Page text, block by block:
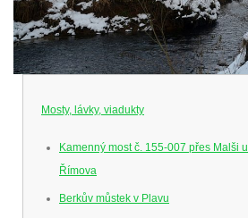
Mosty, lávky, viadukty
Kamenný most č. 155-007 přes Malši u
Římova
Berkův můstek v Plavu